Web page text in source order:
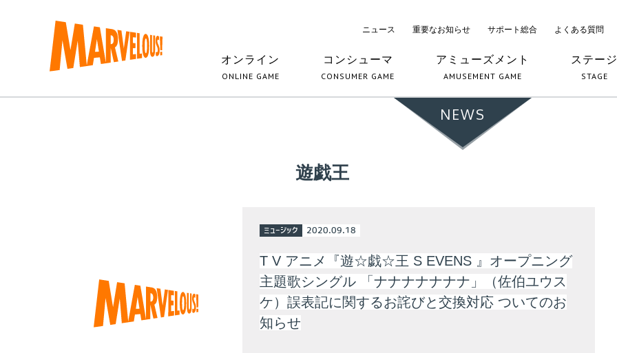
ニュース 重要なお知らせ サポート総合 よくある質問
オンライン
ONLINE GAME
コンシューマ
CONSUMER GAME
アミューズメント
AMUSEMENT GAME
ステージ
STAGE
NEWS
遊戯王
ミュージック 2020.09.18
T V アニメ『遊☆戯☆王 S EVENS 』オープニング
主題歌シングル 「ナナナナナナナ」（佐伯ユウス
ケ）誤表記に関するお詫びと交換対応 ついてのお
知らせ